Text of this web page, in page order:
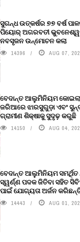
ସୁଗନ୍ଧ ଉତ୍କର୍ଷର ୭୭ ବର୍ଷ
ପିୟୋର୍‌ ଅଗରବତୀ
ନବସୃଜନ ଉନ୍ମୋଚନ କଲା
14396 AUG 07,
ବେଦାନ୍ତ ଆଲୁମିନିୟମ
ଜରିଆରେ ଝାରସୁଗୁଡ଼ା ଏବଂ
ଗ୍ରାମୀଣ ଶିକ୍ଷାକୁ ସୁଦୃଢ଼ କରୁଛି
14150 AUG 04,
ବେଦାନ୍ତ ଆଲୁମିନିୟମ ସମର୍ଥିତ
ସ୍ୱର୍ଣ୍ଣ ପଦକ ଜିତିବା ସହିତ
ପାଇଁ ଯୋଗ୍ୟତା ଅର୍ଜନ
14443 AUG 01,